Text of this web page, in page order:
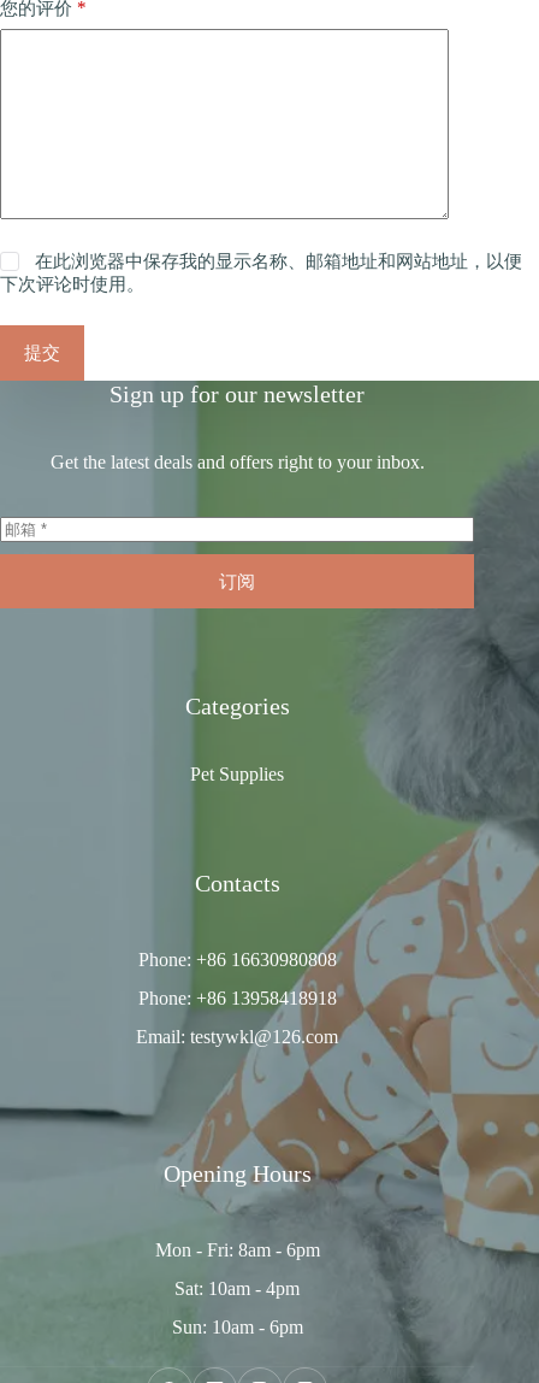
您的评价 *
在此浏览器中保存我的显示名称、邮箱地址和网站地址，以便
下次评论时使用。
提交
Sign up for our newsletter
Get the latest deals and offers right to your inbox.
订阅
Categories
Pet Supplies
Contacts
Phone: +86 16630980808
Phone: +86 13958418918
Email: testywkl@126.com
Opening Hours
Mon - Fri: 8am - 6pm
Sat: 10am - 4pm
Sun: 10am - 6pm